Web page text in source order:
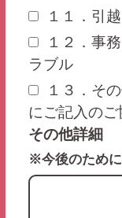
１１．引
１２．事
ラブル
１３．そ
にご記入の
その他詳細
※今後のために